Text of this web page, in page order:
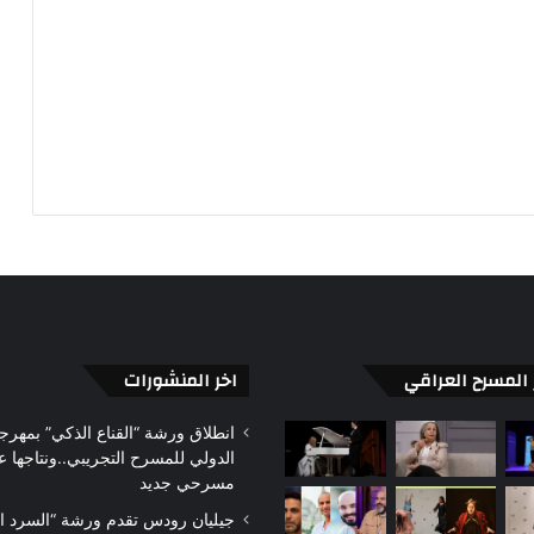
المسرح العراقي اخر المنشورات
انطلاق ورشة “القناع الذكي”
الدولي للمسرح
مسرحي جديد
جيليان رودس تقدم ورشة
«رحلة»…
تجربة
مسرحية
فلسفية
الهيئة
العربية
للمسرح